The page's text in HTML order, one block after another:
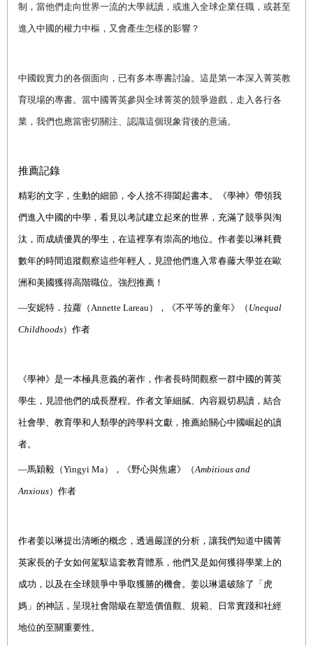
制，當他們走向世界一流的大學就讀，或進入全球企業任職，或甚至
進入中國的權力中樞，又會產生怎樣的影響？
中國銳實力的各個面向，已有多本專書討論。這是第一本深入菁英教
育現場的專書。當中國菁英參與全球菁英的競爭遊戲，走入各行各
業，我們也應當密切關注、認識這個現象背後的意涵。
推薦記錄
精彩的文字，生動的細節，令人捨不得闔起書本。《學神》帶領我
們進入中國的中學，看見以考試建立起來的世界，充滿了競爭與淘
汰，而成績優異的學生，在這裡享有崇高的地位。作者姜以琳耗費
數年的時間追蹤觀察這些年輕人，見證他們進入常春藤大學並在歐
洲和美國獲得高階職位。強烈推薦！
—安妮特．拉蘿（Annette Lareau），《不平等的童年》（ Unequal
Childhoods）作者
《學神》是一本極具意義的著作，作者長時間觀察一群中國的菁英
學生，見證他們的成長歷程。作者文筆細膩、內容親切易讀，結合
社會學、教育學和人類學的跨學科文獻，推薦給關心中國崛起的讀
者。
—馬穎毅（Yingyi Ma），《野心與焦慮》（Ambitious and
Anxious）作者
作者姜以琳提出清晰的概念，透過嚴謹的分析，讓我們知道中國菁
英家長的子女如何駕馭這套教育體系，他們又是如何獲得學業上的
成功，以及在全球競爭中爭取獲勝的機會。姜以琳還破除了「虎
媽」的神話，呈現社會階級在塑造價值觀、規範、日常實踐和社經
地位的至關重要性。